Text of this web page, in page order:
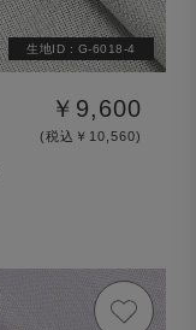
生地ID : G-6018-4
￥9,600
(税込￥10,560)